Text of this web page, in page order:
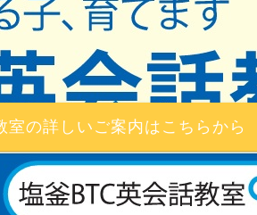
室の詳しいご案内はこちらから